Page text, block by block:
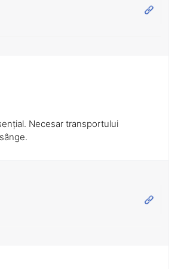
Necesar transportului